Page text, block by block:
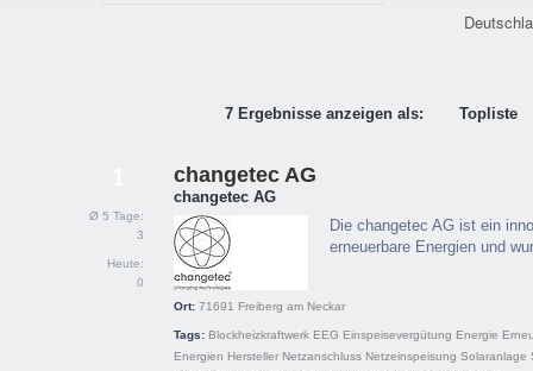
7 Ergebnisse anzeigen als: Topliste
Ø 5 Tage:
3
Heute:
0
changetec AG
changetec AG
Die changetec AG ist ein
erneuerbare Energien und
Ort: 71691 Freiberg am Neckar
Tags: Blockheizkraftwerk EEG Einspeisevergütung Energie
Energien Hersteller Netzanschluss Netzeinspeisung Solaranlage